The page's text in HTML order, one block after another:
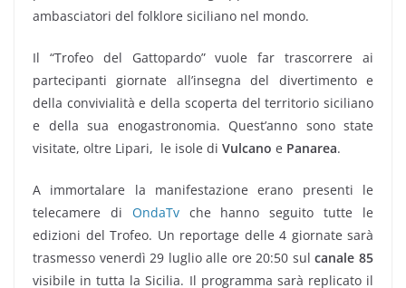
ambasciatori del folklore siciliano nel mondo.
Il “Trofeo del Gattopardo” vuole far trascorrere ai
partecipanti giornate all’insegna del divertimento e
della convivialità e della scoperta del territorio siciliano
e della sua enogastronomia. Quest’anno sono state
visitate, oltre Lipari, le isole di Vulcano e Panarea.
A immortalare la manifestazione erano presenti le
telecamere di OndaTvche hanno seguito tutte le
edizioni del Trofeo. Un reportage delle 4 giornate sarà
trasmesso venerdì 29 luglio alle ore 20:50 sulcanale 85
visibile in tutta la Sicilia. Il programma sarà replicato il